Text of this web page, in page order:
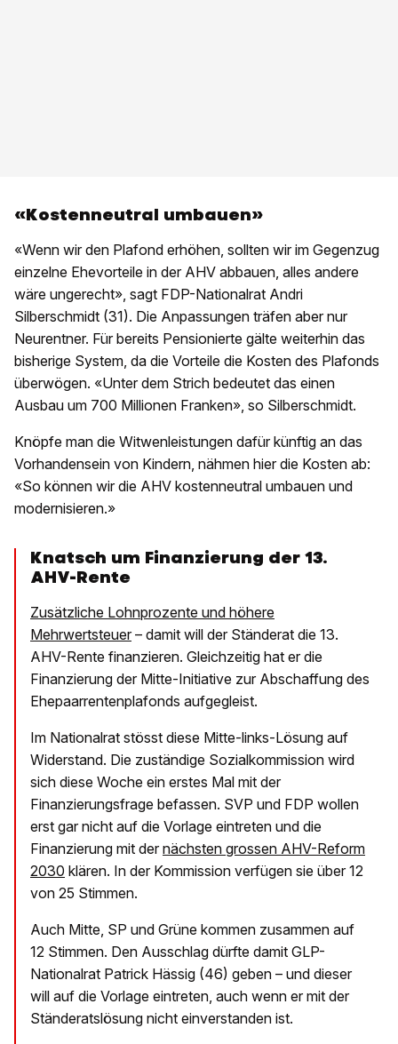
«Kostenneutral umbauen»
«Wenn wir den Plafond erhöhen, sollten wir im Gegenzug
einzelne Ehevorteile in der AHV abbauen, alles andere
wäre ungerecht», sagt FDP-Nationalrat Andri
Silberschmidt (31). Die Anpassungen träfen aber nur
Neurentner. Für bereits Pensionierte gälte weiterhin das
bisherige System, da die Vorteile die Kosten des Plafonds
überwögen. «Unter dem Strich bedeutet das einen
Ausbau um 700 Millionen Franken», so Silberschmidt.
Knöpfe man die Witwenleistungen dafür künftig an das
Vorhandensein von Kindern, nähmen hier die Kosten ab:
«So können wir die AHV kostenneutral umbauen und
modernisieren.»
Knatsch um Finanzierung der 13.
AHV-Rente
Zusätzliche Lohnprozente und höhere
Mehrwertsteuer – damit will der Ständerat die 13.
AHV-Rente finanzieren. Gleichzeitig hat er die
Finanzierung der Mitte-Initiative zur Abschaffung des
Ehepaarrentenplafonds aufgegleist.
Im Nationalrat stösst diese Mitte-links-Lösung auf
Widerstand. Die zuständige Sozialkommission wird
sich diese Woche ein erstes Mal mit der
Finanzierungsfrage befassen. SVP und FDP wollen
erst gar nicht auf die Vorlage eintreten und die
Finanzierung mit der nächsten grossen AHV-Reform
2030 klären. In der Kommission verfügen sie über 12
von 25 Stimmen.
Auch Mitte, SP und Grüne kommen zusammen auf
12 Stimmen. Den Ausschlag dürfte damit GLP-
Nationalrat Patrick Hässig (46) geben – und dieser
will auf die Vorlage eintreten, auch wenn er mit der
Ständeratslösung nicht einverstanden ist.